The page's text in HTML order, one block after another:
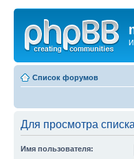
Список форумов
Для просмотра
Имя пользователя: